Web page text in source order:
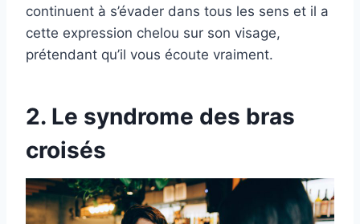
continuent à s’évader dans tous les sens et il a
cette expression chelou sur son visage,
prétendant qu’il vous écoute vraiment.
2. Le syndrome des bras
croisés